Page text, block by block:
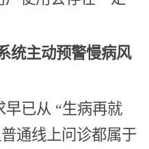
统主动预警慢病风
早已从 “生病再就
通线上问诊都属于